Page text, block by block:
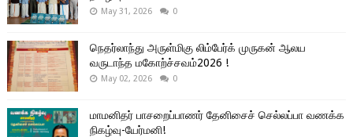
May 31, 2026 0
நெதர்லாந்து அருள்மிகு லிம்பேர்க் முருகன் ஆலய
வருடாந்த மகோற்ச்சவம்2026 !
May 02, 2026 0
மாமனிதர் பாசறைப்பாணர் தேனிசைச் செல்லப்பா வணக்க
நிகழ்வு-யேர்மனி!